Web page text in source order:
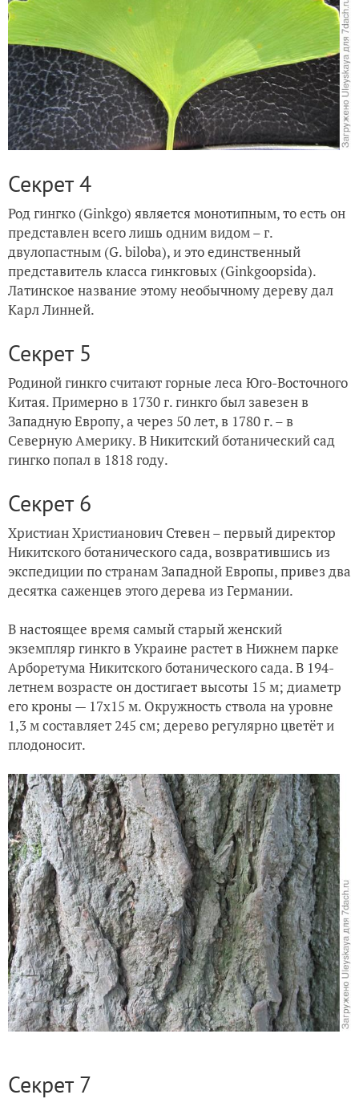
Секрет 4
Род гингко (Ginkgo) является монотипным, то есть он
представлен всего лишь одним видом – г.
двулопастным (G. biloba), и это единственный
представитель класса гинкговых (Ginkgoopsida).
Латинское название этому необычному дереву дал
Карл Линней.
Секрет 5
Родиной гинкго считают горные леса Юго-Восточного
Китая. Примерно в 1730 г. гинкго был завезен в
Западную Европу, а через 50 лет, в 1780 г. – в
Северную Америку. В Никитский ботанический сад
гингко попал в 1818 году.
Секрет 6
Христиан Христианович Стевен – первый директор
Никитского ботанического сада, возвратившись из
экспедиции по странам Западной Европы, привез два
десятка саженцев этого дерева из Германии.
В настоящее время самый старый женский
экземпляр гинкго в Украине растет в Нижнем парке
Арборетума Никитского ботанического сада. В 194-
летнем возрасте он достигает высоты 15 м; диаметр
его кроны — 17х15 м. Окружность ствола на уровне
1,3 м составляет 245 см; дерево регулярно цветёт и
плодоносит.
Секрет 7